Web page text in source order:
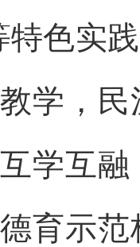
特色实
学，
学互
育示